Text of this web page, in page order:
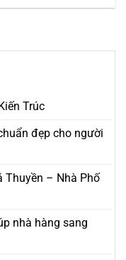
Trúc
đẹp cho người
Thuyền – Nhà Phố
nhà hàng sang